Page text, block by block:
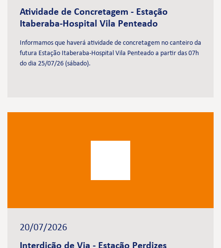
Atividade de Concretagem - Estação
Itaberaba-Hospital Vila Penteado
Informamos que haverá atividade de concretagem no canteiro da
futura Estação Itaberaba-Hospital Vila Penteado a partir das 07h
do dia 25/07/26 (sábado).
20/07/2026